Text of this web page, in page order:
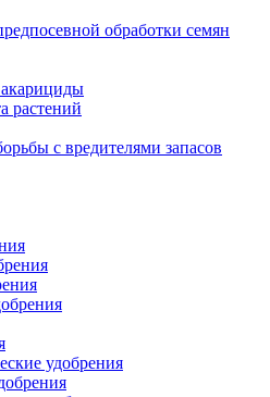
обработки семян
растений
с вредителями запасов
удобрения